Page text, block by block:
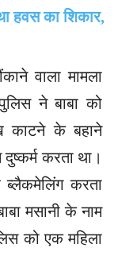
वाला मामला
ने बाबा को
काटने के बहाने
करता था।
करता
मसानी के नाम
को एक महिला